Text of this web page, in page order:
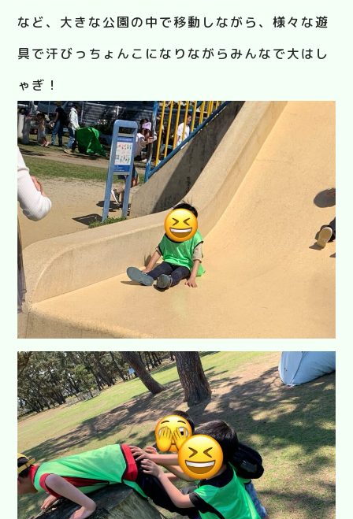
など、大きな公園の中で移動しながら、様々な遊
具で汗びっちょんこになりながらみんなで大はし
ゃぎ！